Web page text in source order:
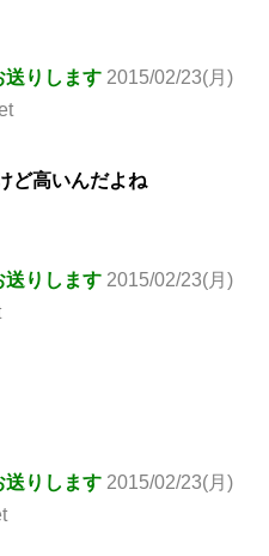
送りします 2015/02/23(月)
ど高いんだよね
送りします 2015/02/23(月)
送りします 2015/02/23(月)